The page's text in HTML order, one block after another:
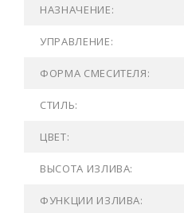
НАЗНАЧЕНИЕ:
УПРАВЛЕНИЕ:
ФОРМА СМЕСИТЕЛЯ:
СТИЛЬ:
ЦВЕТ:
ВЫСОТА ИЗЛИВА:
ФУНКЦИИ ИЗЛИВА: